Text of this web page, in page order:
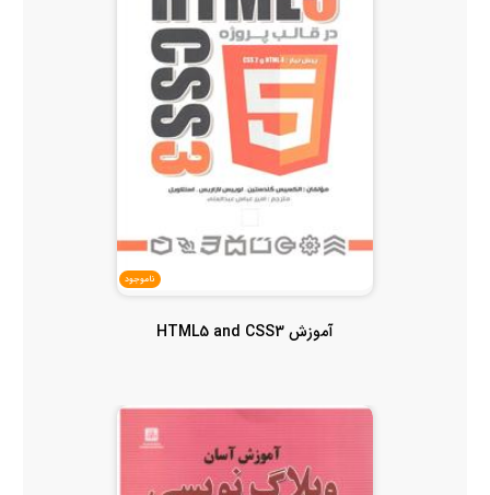
ناموجود
آموزش HTML5 and CSS3